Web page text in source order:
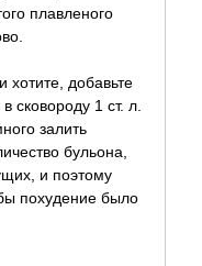
плавленого
хотите, добавьте
сковороду 1 ст. л.
залить
бульона,
и поэтому
похудение было